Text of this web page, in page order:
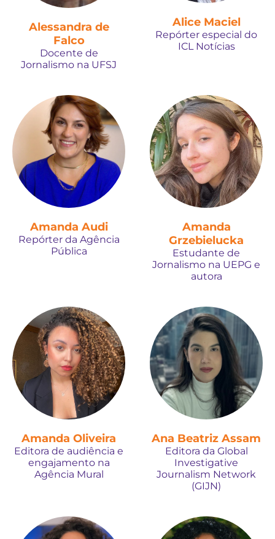
Alessandra de
Falco
Docente de
Jornalismo na UFSJ
Alice Maciel
Repórter especial do
ICL Notícias
Amanda Audi
Repórter da Agência
Pública
Amanda
Grzebielucka
Estudante de
Jornalismo na UEPG e
autora
Amanda Oliveira
Editora de audiência e
engajamento na
Agência Mural
Ana Beatriz Assam
Editora da Global
Investigative
Journalism Network
(GIJN)